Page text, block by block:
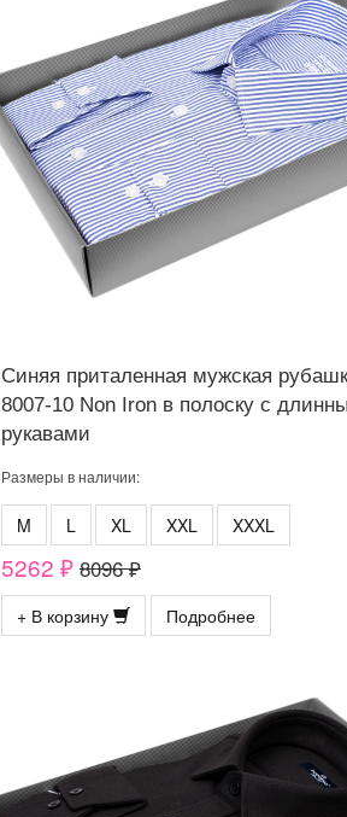
Синяя приталенная мужская
8007-10 Non Iron в полоску с
рукавами
Размеры в наличии:
M L XL XXL XXXL
5262 ₽ 8096 ₽
+ В корзину Подробнее